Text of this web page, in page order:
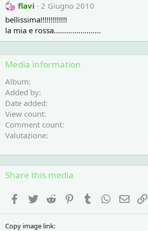
flavi
2 Giugno 2010
bellissima!!!!!!!!!!!!!
la mia e rossa.......................
Media information
Album
Added by
Date added
View count
Comment count
Valutazione
Share this media
Facebook
Twitter Reddit PinterestTumblr WhatsApp
e-mail
Copy image link